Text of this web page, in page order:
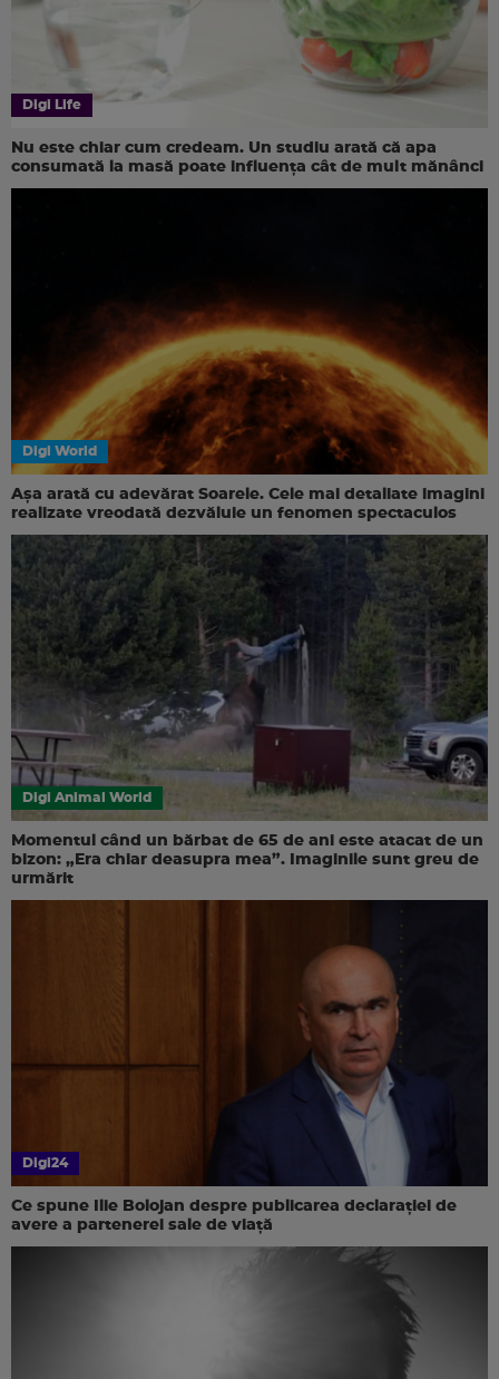
Digi Life
Nu este chiar cum credeam. Un studiu arată că apa
consumată la masă poate influența cât de mult mănânci
Digi World
Așa arată cu adevărat Soarele. Cele mai detaliate imagini
realizate vreodată dezvăluie un fenomen spectaculos
Digi Animal World
Momentul când un bărbat de 65 de ani este atacat de un
bizon: „Era chiar deasupra mea”. Imaginile sunt greu de
urmărit
Digi24
Ce spune Ilie Bolojan despre publicarea declarației de
avere a partenerei sale de viață